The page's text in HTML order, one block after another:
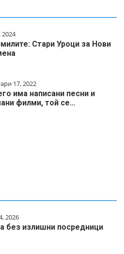
2024
Стари Уроци за Нови
17, 2022
има написани песни и
филми, той се…
2026
без излишни посредници